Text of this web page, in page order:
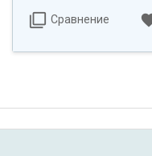
Сравнение